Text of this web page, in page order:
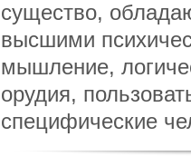
существо,
высшими
мышление,
орудия,
специфические